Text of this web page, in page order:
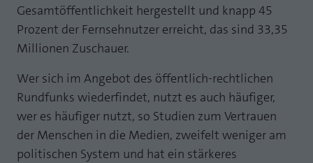
Gesamtöffentlichkeit hergestellt und knapp 45
Prozent der Fernsehnutzer erreicht, das sind 33,35
Millionen Zuschauer.
Wer sich im Angebot des öffentlich-rechtlichen
Rundfunks wiederfindet, nutzt es auch häufiger,
wer es häufiger nutzt, so Studien zum Vertrauen
der Menschen in die Medien, zweifelt weniger am
politischen System und hat ein stärkeres